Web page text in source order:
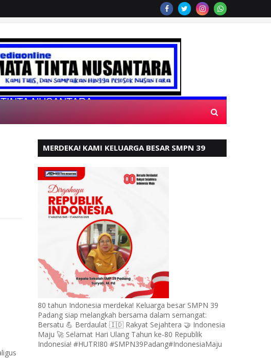
MERDEKA! KAMI KELUARGA BESAR SMPN 39
80 tahun Indonesia merdeka! Keluarga besar SMPN 39
Padang siap melangkah bersama dalam semangat:
Bersatu 💪 Berdaulat 🇮🇩 Rakyat Sejahtera 🤝 Indonesia
Maju 🚀 Selamat Hari Ulang Tahun ke-80 Republik
Indonesia! #HUTRI80 #SMPN39Padang#IndonesiaMaju